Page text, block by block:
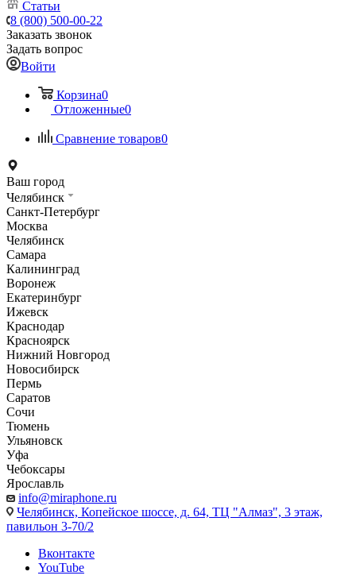
Статьи
8 (800) 500-00-22
Заказать звонок
Задать вопрос
Войти
Корзина0
Отложенные0
Сравнение товаров0
Ваш город
Челябинск
Санкт-Петербург
Москва
Челябинск
Самара
Калининград
Воронеж
Екатеринбург
Ижевск
Краснодар
Красноярск
Нижний Новгород
Новосибирск
Пермь
Саратов
Сочи
Тюмень
Ульяновск
Уфа
Чебоксары
Ярославль
info@miraphone.ru
Челябинск, Копейское шоссе, д. 64, ТЦ "Алмаз", 3 этаж,
павильон 3-70/2
Вконтакте
YouTube